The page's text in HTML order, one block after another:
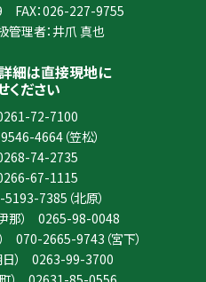
FAX：026-227-9755
管理者：井爪 真也
細は直接現地に
ください
72-7100
4664 （笠松）
74-2735
67-1115
5193-7385 （北原）
）
0265-98-0048
070-2665-9743 （宮下）
）
0263-99-3700